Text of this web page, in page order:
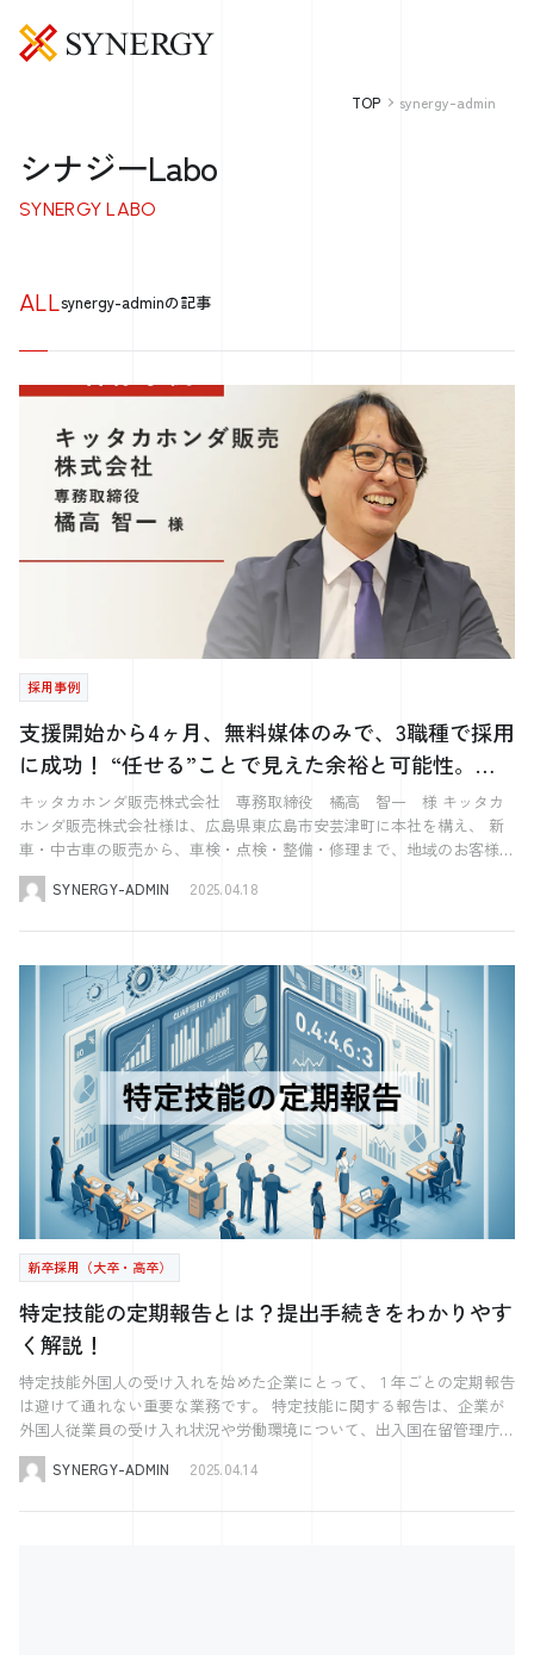
シナジーLabo
SYNERGY LABO
TOP synergy-admin
ALLsynergy-adminの記事
採用事例
支援開始から4ヶ月、無料媒体のみで、3職種で採用
に成功！ “任せる”ことで見えた余裕と可能性。採
用が、前向きになれた瞬間
キッタカホンダ販売株式会社 専務取締役 橘高 智一 様 キッタカ
ホンダ販売株式会社様は、広島県東広島市安芸津町に本社を構え、 新
車・中古車の販売から、車検・点検・整備・修理まで、地域のお客様の
カーライフを幅広く支えている自動車販売・整備会社です。 “地球環境
の保全”を最重要課題と位置づけ、地域の方々に寄り添いながら、お客
お話を伺いました。 キッタカホンダ販売株式会社様 HPはこちらから
シナジーのサービスを利用される前の採用活動の課題は何でしたか？
シナジーさんを利用する前は、会社のホームページ上で募集を掲載して
いました。 とはいえ、あくまで「応募があればいいな」程度のもの
で、本格的な採用活動ではありませんでした。 本格的な募集を検討し
た背景には、ありがたいことにお客様からのご依頼が増え、現状の人員
では対応しきれないという課題がありました。 また、今後の経営体制
を見据え、私自身を含めた経営陣がコア業務に集中できるよう、業務の
一部を分担していく必要があり、そのための人材確保が必要でした。
数あるサービスの中から、シナジーをお選びいただいた経緯 シナジー
さんを知ったのは、あるビジネスマッチのイベントの場でした。 自社
の課題を共有する機会があり、その場でシナジーの大武マネージャーか
らが採用に関する支援をしていることを伺ったのがきっかけです。 コ
ロナ禍には、複数の求人媒体などのサービスの話も伺いましたが、首都
圏の企業様が多く、打ち合わせもすべてオンラインでした。 安芸津と
いう地場の空気感や町の雰囲気を知らない方にお任せするのは不安があ
り、当時は契約に至りませんでした。 その点、シナジーさんは同じ広
島県の企業であり、当社が地域の方々とのつながりを大切にしているこ
とも理解してくださり、安心してお任せできると感じ、契約を決めまし
た。 シナジーのサービスを導入されて印象的だった部分や、良かった
点はなんですか？ 正直、どのように採用活動を進めていけばいいのか
分からず、困っていました。 これまで本格的な採用活動から長らく離
って最適な進め方が見えていませんでした。 そんな中、シナジーさん
SYNERGY-ADMIN 2025.04.18
新卒採用（大卒・高卒）
特定技能の定期報告とは？提出手続きをわかりやす
く解説！
特定技能外国人の受け入れを始めた企業にとって、１年ごとの定期報告
は避けて通れない重要な業務です。 特定技能に関する報告は、企業が
外国人従業員の受け入れ状況や労働環境について、出入国在留管理庁へ
定期的に報告することが義務付けられています。これまで四半期ごと
（年4回）の提出が求められていた定期届出は、2025年4月から「年1
SYNERGY-ADMIN 2025.04.14